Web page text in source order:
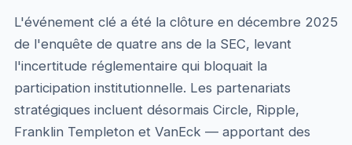
L'événement clé a été la clôture en décembre 2025
de l'enquête de quatre ans de la SEC, levant
l'incertitude réglementaire qui bloquait la
participation institutionnelle. Les partenariats
stratégiques incluent désormais Circle, Ripple,
Franklin Templeton et VanEck — apportant des